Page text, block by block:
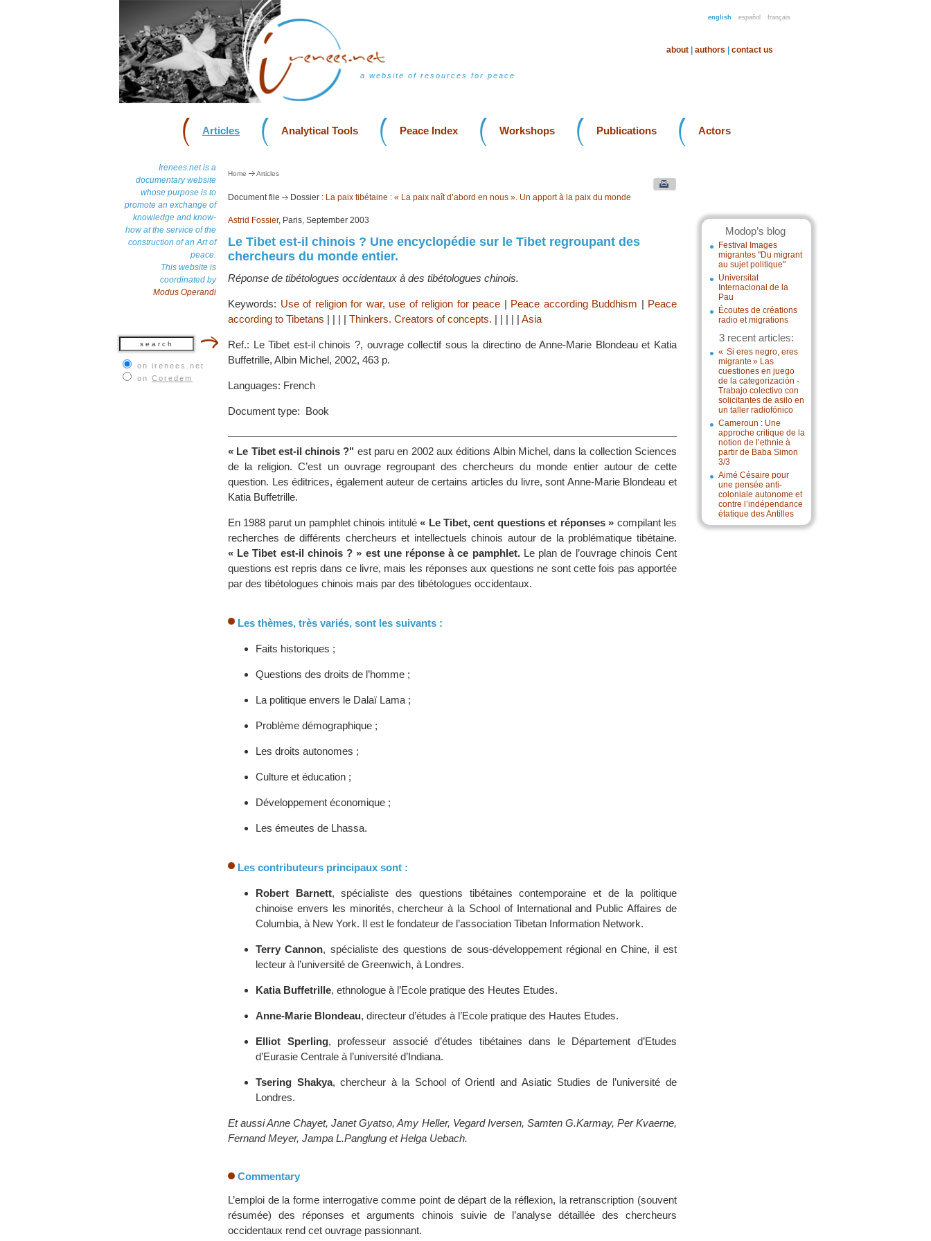
english español français
a website of resources for peace
about authors contact us
Articles Analytical Tools Peace Index Workshops Publications Actors
Irenees.net is a
documentary website
whose purpose is to
promote an exchange of
knowledge and know-
how at the service of the
construction of an Art of
peace.
This website is
coordinated by
Modus Operandi
on irenees.net
on Coredem
Modop’s blog
Festival Images
migrantes "Du migrant
au sujet politique"
Universitat
Internacional de la
Pau
Écoutes de créations
radio et migrations
3 recent articles:
« Si eres negro, eres
migrante » Las
cuestiones en juego
de la categorización -
Trabajo colectivo con
solicitantes de asilo en
un taller radiofónico
Cameroun : Une
approche critique de la
notion de l’ethnie à
partir de Baba Simon
3/3
Aimé Césaire pour
une pensée anti-
coloniale autonome et
contre l’indépendance
étatique des Antilles
Home Articles
Document file Dossier : La paix tibétaine : « La paix naît d’abord en nous ». Un apport à la paix du monde
Astrid Fossier, Paris, September 2003
Le Tibet est-il chinois ? Une encyclopédie sur le Tibet regroupant des
chercheurs du monde entier.
Réponse de tibétologues occidentaux à des tibétologues chinois.
Keywords: Use of religion for war, use of religion for peace | Peace according Buddhism | Peace
according to Tibetans | | | | Thinkers. Creators of concepts. | | | | | Asia
Ref.: Le Tibet est-il chinois ?, ouvrage collectif sous la directino de Anne-Marie Blondeau et Katia
Buffetrille, Albin Michel, 2002, 463 p.
Languages: French
Document type: Book
« Le Tibet est-il chinois ?" est paru en 2002 aux éditions Albin Michel, dans la collection Sciences
de la religion. C’est un ouvrage regroupant des chercheurs du monde entier autour de cette
question. Les éditrices, également auteur de certains articles du livre, sont Anne-Marie Blondeau et
Katia Buffetrille.
En 1988 parut un pamphlet chinois intitulé« Le Tibet, cent questions et réponses » compilant les
recherches de différents chercheurs et intellectuels chinois autour de la problématique tibétaine.
« Le Tibet est-il chinois ? » est une réponse à ce pamphlet.Le plan de l’ouvrage chinois Cent
questions est repris dans ce livre, mais les réponses aux questions ne sont cette fois pas apportée
par des tibétologues chinois mais par des tibétologues occidentaux.
Les thèmes, très variés, sont les suivants :
Faits historiques ;
Questions des droits de l’homme ;
La politique envers le Dalaï Lama ;
Problème démographique ;
Les droits autonomes ;
Culture et éducation ;
Développement économique ;
Les émeutes de Lhassa.
Les contributeurs principaux sont :
Robert Barnett, spécialiste des questions tibétaines contemporaine et de la politique
chinoise envers les minorités, chercheur à la School of International and Public Affaires de
Columbia, à New York. Il est le fondateur de l’association Tibetan Information Network.
Terry Cannon, spécialiste des questions de sous-développement régional en Chine, il est
lecteur à l’université de Greenwich, à Londres.
Katia Buffetrille, ethnologue à l’Ecole pratique des Heutes Etudes.
Anne-Marie Blondeau, directeur d’études à l’Ecole pratique des Hautes Etudes.
Elliot Sperling, professeur associé d’études tibétaines dans le Département d’Etudes
d’Eurasie Centrale à l’université d’Indiana.
Tsering Shakya, chercheur à la School of Orientl and Asiatic Studies de l’université de
Londres.
Et aussi Anne Chayet, Janet Gyatso, Amy Heller, Vegard Iversen, Samten G.Karmay, Per Kvaerne,
Fernand Meyer, Jampa L.Panglung et Helga Uebach.
Commentary
L’emploi de la forme interrogative comme point de départ de la réflexion, la retranscription (souvent
résumée) des réponses et arguments chinois suivie de l’analyse détaillée des chercheurs
occidentaux rend cet ouvrage passionnant.